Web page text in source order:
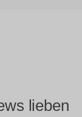
lieben